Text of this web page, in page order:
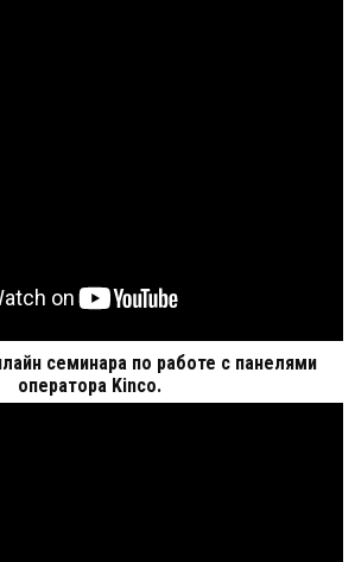
семинара по работе с панелями
оператора Kinco.